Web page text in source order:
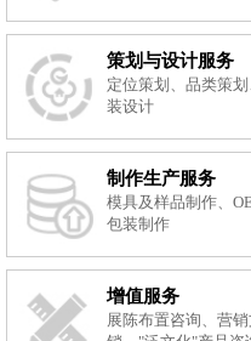
策划与设计服务
定位策划、品类策
装设计
制作生产服务
模具及样品制作、
包装制作
增值服务
展陈布置咨询、营